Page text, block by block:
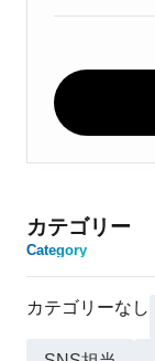
カテゴリー
Category
カテゴリーなし